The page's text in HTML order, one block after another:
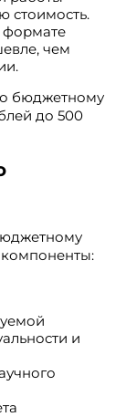
стоимость.
чем
бюджетному
до 500
и